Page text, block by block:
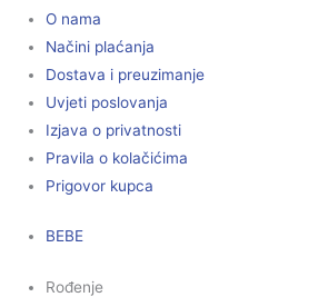
O nama
Načini plaćanja
Dostava i preuzimanje
Uvjeti poslovanja
Izjava o privatnosti
Pravila o kolačićima
Prigovor kupca
BEBE
Rođenje